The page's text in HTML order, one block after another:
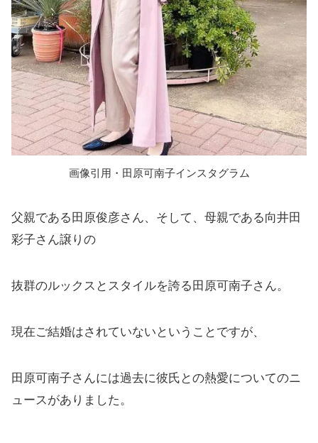
画像引用・田原可南子インスタグラム
父親である田原俊彦さん、そして、母親である向井田
彩子さん譲りの
抜群のルックスとスタイルを誇る田原可南子さん。
現在ご結婚はされていないということですが、
田原可南子さんには過去に彼氏との熱愛についてのニ
ュースがありました。